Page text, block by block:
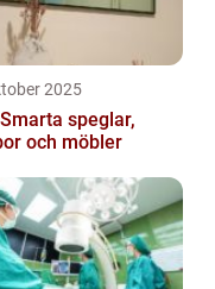
2025
speglar,
och möbler